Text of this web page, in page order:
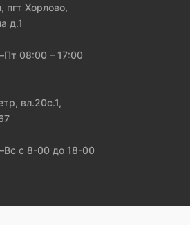
пгт Хорлово,
д.1
08:00 – 17:00
вл.20с.1,
с 8-00 до 18-00